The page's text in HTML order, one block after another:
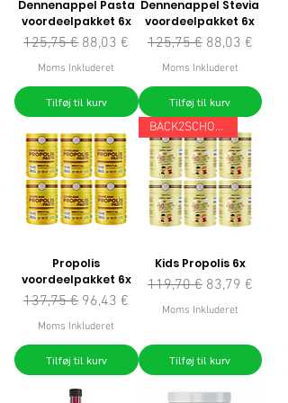
Dennenappel Pasta
voordeelpakket 6x
Regulær pris
125,75 € Salgspris
88,03 €
Moms Inkluderet
Tilføj til kurv
Dennenappel Stevia
voordeelpakket 6x
Regulær pris
125,75 € Salgspris
88,03 €
Moms Inkluderet
Tilføj til kurv
Propolis
voordeelpakket 6x
Regulær pris
137,75 € Salgspris
96,43 €
Moms Inkluderet
Tilføj til kurv
BACK2SCHOOL
Kids Propolis 6x
Regulær pris
119,70 € Salgspris
83,79 €
Moms Inkluderet
Tilføj til kurv